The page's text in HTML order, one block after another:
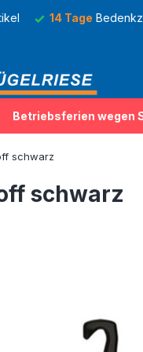
14 Tage
Betriebsferien wegen
schwarz
schwarz